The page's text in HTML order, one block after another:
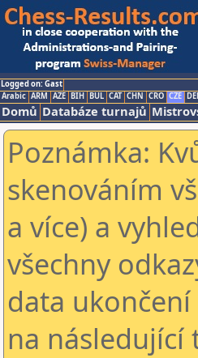
Logged on: Gast
Arabic ARM AZE BIH BUL CAT CHN CRO CZE
Domů Databáze turnajů
Poznámka:
skenováním
a více) a
všechny
data
na následující